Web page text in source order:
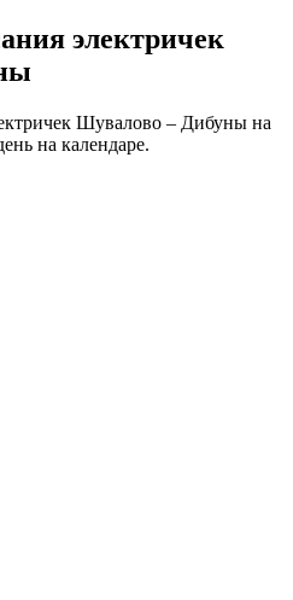
электричек
Шувалово – Дибуны на
на календаре.